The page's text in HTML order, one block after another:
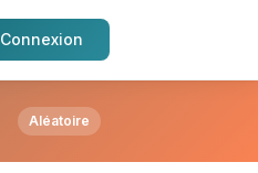
Connexion
Aléatoire